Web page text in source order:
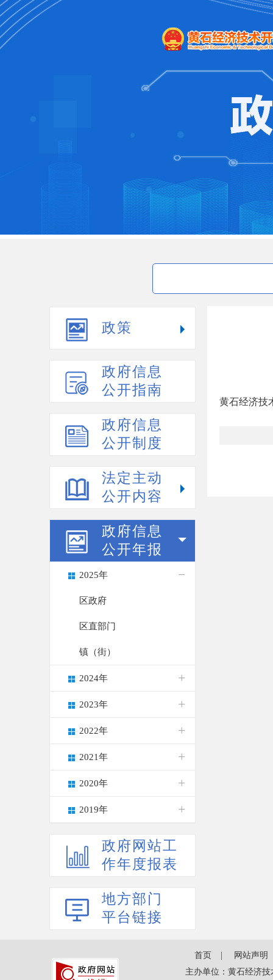
政策
政府信息
公开指南
政府信息
公开制度
法定主动
公开内容
政府信息
公开年报
2025年
区政府
区直部门
镇（街）
2024年
2023年
2022年
2021年
2020年
2019年
政府网站工
作年度报表
地方部门
平台链接
黄石经济技
首页
网站声明
主办单位：黄石经济